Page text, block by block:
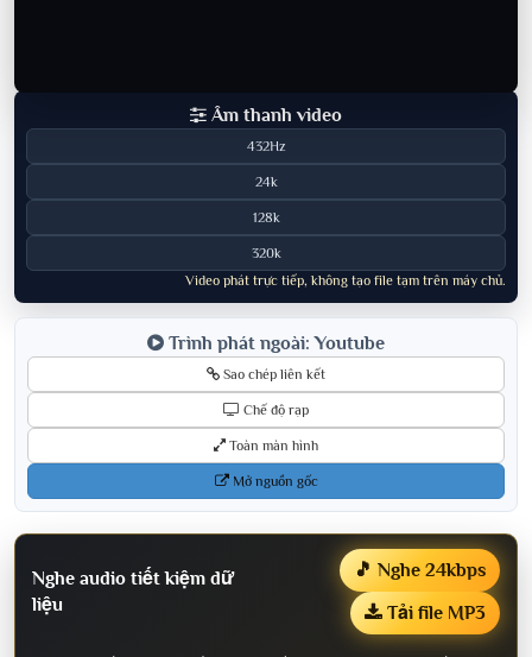
Âm thanh video
432Hz
24k
128k
320k
Video phát trực tiếp, không tạo file tạm trên máy chủ.
Trình phát ngoài: Youtube
Sao chép liên kết
Chế độ rạp
Toàn màn hình
Mở nguồn gốc
Nghe audio tiết kiệm dữ
liệu
🎵 Nghe 24kbps
Tải file MP3